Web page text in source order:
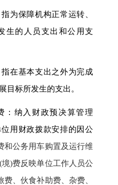
为保障机构正常运转、
生的人员支出和公用支
指在基本支出之外为完成
目标所发生的支出。
：纳入财政预决算管理
用财政拨款安排的因公
和公务用车购置及运行维
(境)费反映单位工作人员公
费、伙食补助费、杂费、